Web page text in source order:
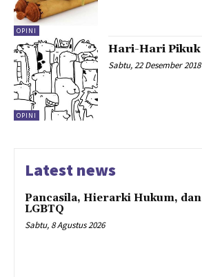
OPINI
OPINI
Hari-Hari Pikuk
Sabtu, 22 Desember 2018
Latest news
Pancasila, Hierarki Hukum, dan
LGBTQ
Sabtu, 8 Agustus 2026